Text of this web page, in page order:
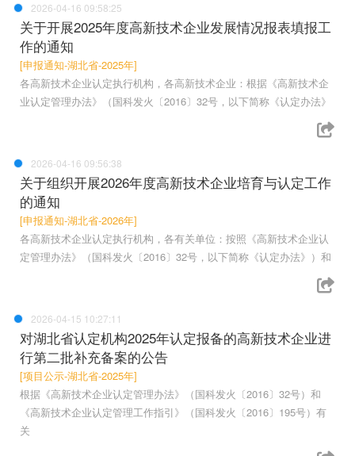
2026-04-16 09:58:25
关于开展2025年度高新技术企业发展情况报表填报工
作的通知
[申报通知-湖北省-2025年]
各高新技术企业认定执行机构，各高新技术企业：根据《高新技术企
业认定管理办法》（国科发火〔2016〕32号，以下简称《认定办法》
2026-04-16 09:56:38
关于组织开展2026年度高新技术企业培育与认定工作
的通知
[申报通知-湖北省-2026年]
各高新技术企业认定执行机构，各有关单位：按照《高新技术企业认
定管理办法》（国科发火〔2016〕32号，以下简称《认定办法》）和
2026-04-15 10:27:11
对湖北省认定机构2025年认定报备的高新技术企业进
行第二批补充备案的公告
[项目公示-湖北省-2025年]
根据《高新技术企业认定管理办法》（国科发火〔2016〕32号）和
《高新技术企业认定管理工作指引》（国科发火〔2016〕195号）有
关